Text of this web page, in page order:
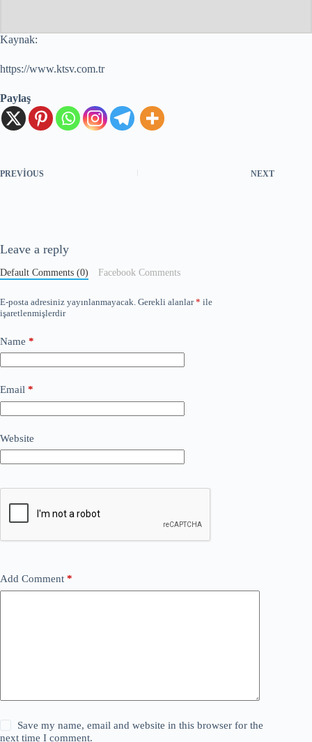
Kaynak:
https://www.ktsv.com.tr
Paylaş
PREVIOUS NEXT
Leave a reply
Default Comments (0) Facebook Comments
E-posta adresiniz yayınlanmayacak. Gerekli alanlar* ile
işaretlenmişlerdir
Name *
Email *
Website
Add Comment *
Save my name, email and website in this browser for the
next time I comment.